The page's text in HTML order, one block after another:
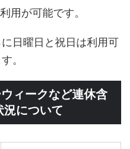
用が可能です。
日曜日と祝日は利用可
。
ィークなど連休含
況について